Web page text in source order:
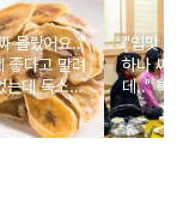
몰랐어요.."
좋다고 말려
는데 독소를
있었던 의외
의 음식
"입맛 없
하나 싸
데.." 북
외로 안
건